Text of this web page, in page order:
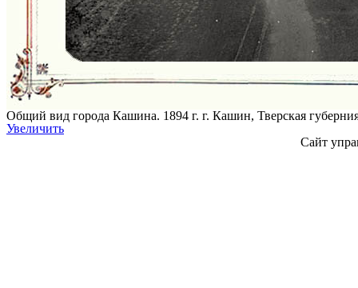
Общий вид города Кашина. 1894 г. г. Кашин, Тверская
Увеличить
Сайт